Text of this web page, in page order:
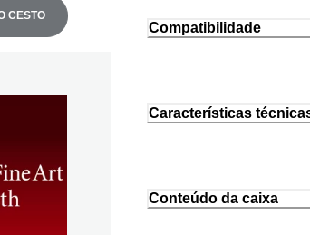
CESTO
Compatibilidade
Características
Conteúdo da caixa